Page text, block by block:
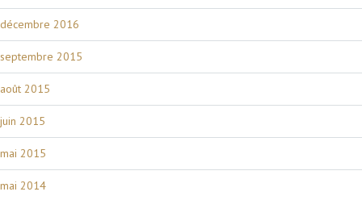
décembre 2016
septembre 2015
août 2015
juin 2015
mai 2015
mai 2014